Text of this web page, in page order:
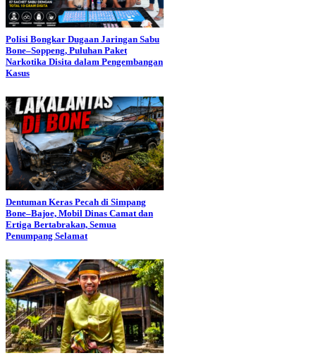
Polisi Bongkar Dugaan Jaringan Sabu
Bone–Soppeng, Puluhan Paket
Narkotika Disita dalam Pengembangan
Kasus
Dentuman Keras Pecah di Simpang
Bone–Bajoe, Mobil Dinas Camat dan
Ertiga Bertabrakan, Semua
Penumpang Selamat